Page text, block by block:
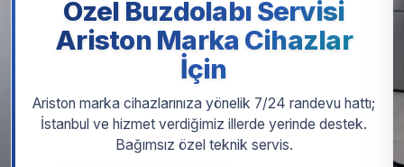
Özel Buzdolabı Servisi
Ariston Marka Cihazlar
İçin
Ariston marka cihazlarınıza yönelik 7/24 randevu hattı;
İstanbul ve hizmet verdiğimiz illerde yerinde destek.
Bağımsız özel teknik servis.